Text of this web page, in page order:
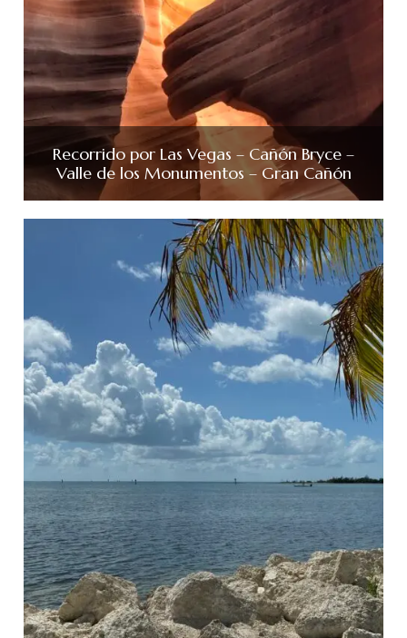
Recorrido por Las Vegas – Cañón Bryce –
Valle de los Monumentos – Gran Cañón